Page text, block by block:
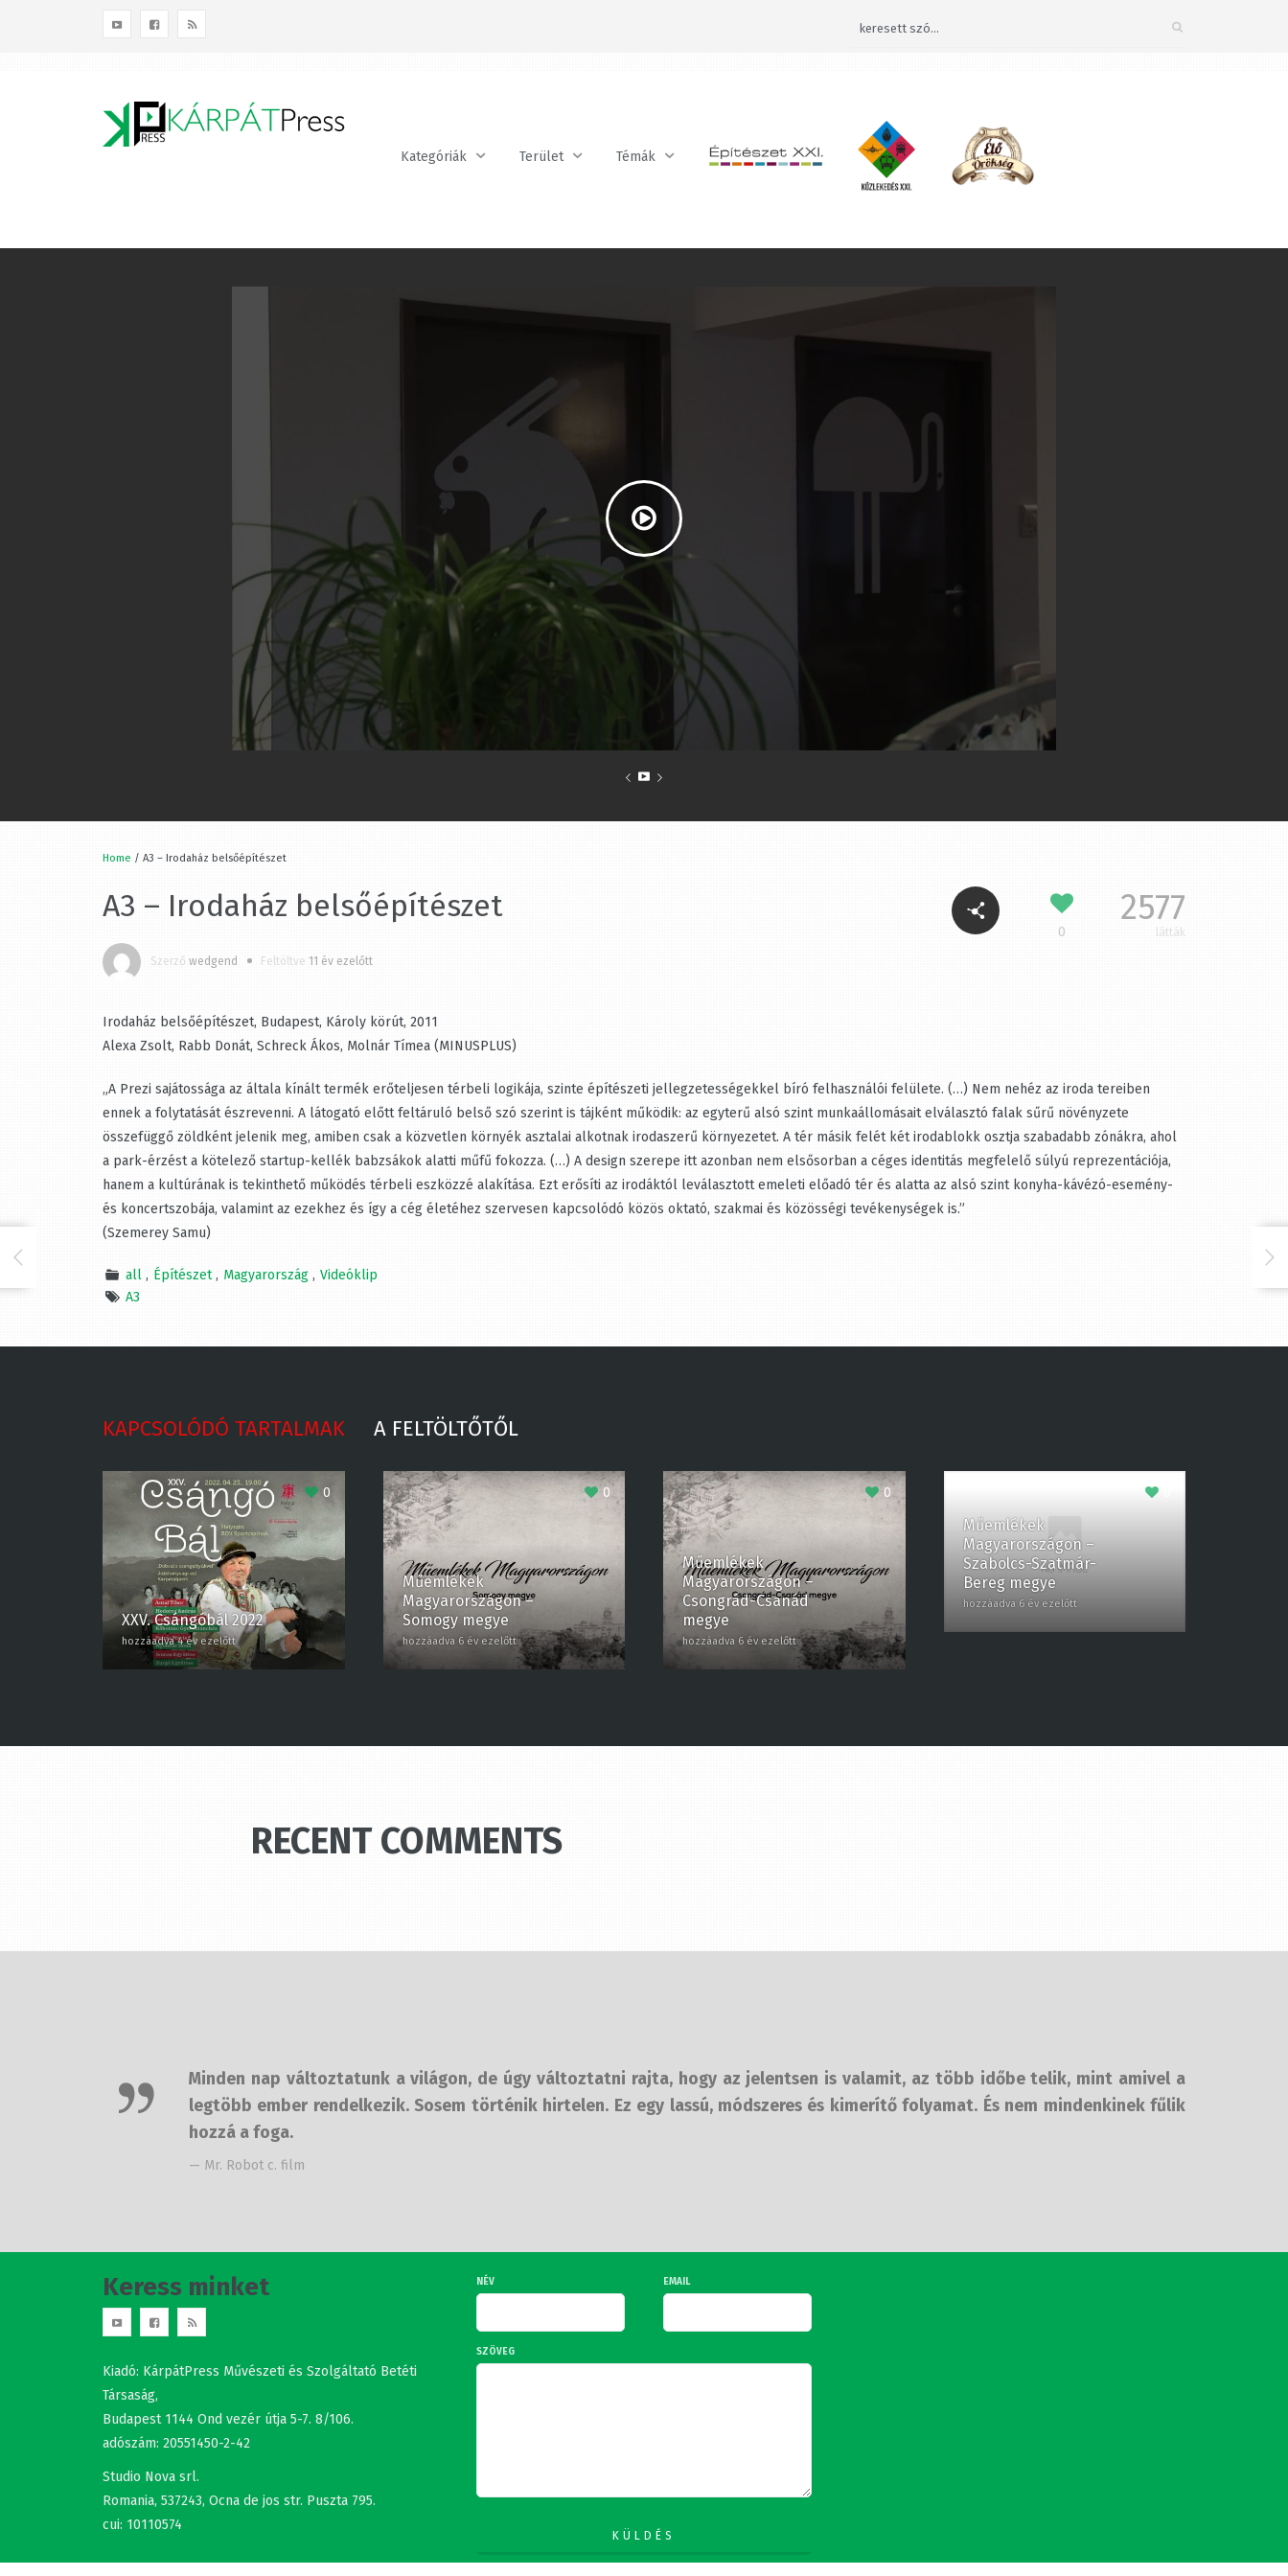
Kategóriák Terület Témák
Home/ A3 – Irodaház belsőépítészet
A3 – Irodaház belsőépítészet 2577
látták
Szerzőwedgend Feltöltve11 év ezelőtt
Irodaház belsőépítészet, Budapest, Károly körút, 2011
Alexa Zsolt, Rabb Donát, Schreck Ákos, Molnár Tímea (MINUSPLUS)
„A Prezi sajátossága az általa kínált termék erőteljesen térbeli logikája, szinte építészeti jellegzetességekkel bíró felhasználói felülete. (…) Nem nehéz az iroda tereiben
ennek a folytatását észrevenni. A látogató előtt feltáruló belső szó szerint is tájként működik: az egyterű alsó szint munkaállomásait elválasztó falak sűrű növényzete
összefüggő zöldként jelenik meg, amiben csak a közvetlen környék asztalai alkotnak irodaszerű környezetet. A tér másik felét két irodablokk osztja szabadabb zónákra, ahol
a park-érzést a kötelező startup-kellék babzsákok alatti műfű fokozza. (…) A design szerepe itt azonban nem elsősorban a céges identitás megfelelő súlyú reprezentációja,
hanem a kultúrának is tekinthető működés térbeli eszközzé alakítása. Ezt erősíti az irodáktól leválasztott emeleti előadó tér és alatta az alsó szint konyha-kávézó-esemény-
és koncertszobája, valamint az ezekhez és így a cég életéhez szervesen kapcsolódó közös oktató, szakmai és közösségi tevékenységek is.”
(Szemerey Samu)
all Építészet Magyarország
Videóklip
A3
KAPCSOLÓDÓ TARTALMAK A FELTÖLTŐTŐL
0
XXV. Csángóbál 2022
hozzáadva 4 év ezelőtt
0
Műemlékek
Magyarországon –
Somogy megye
hozzáadva 6 év ezelőtt
0
Műemlékek
Magyarországon –
Csongrád-Csanád
megye
hozzáadva 6 év ezelőtt
0
Műemlékek
Magyarországon –
Szabolcs-Szatmár-
Bereg megye
hozzáadva 6 év ezelőtt
RECENT COMMENTS
Minden nap változtatunk a világon, de úgy változtatni rajta, hogy az jelentsen is valamit, az több időbe telik, mint amivel a
legtöbb ember rendelkezik. Sosem történik hirtelen. Ez egy lassú, módszeres és kimerítő folyamat. És nem mindenkinek fűlik
hozzá a foga.
— Mr. Robot c. film
Keress minket
Kiadó: KárpátPress Művészeti és Szolgáltató Betéti
Társaság,
Budapest 1144 Ond vezér útja 5-7. 8/106.
adószám: 20551450-2-42
Studio Nova srl.
Romania, 537243, Ocna de jos str. Puszta 795.
cui: 10110574
NÉV EMAIL
SZÖVEG